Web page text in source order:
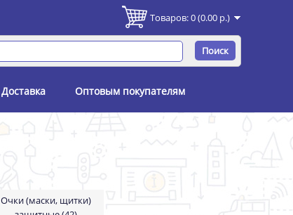
Товаров: 0 (0.00 р.)
Поиск
Доставка Оптовым покупателям
Очки (маски, щитки)